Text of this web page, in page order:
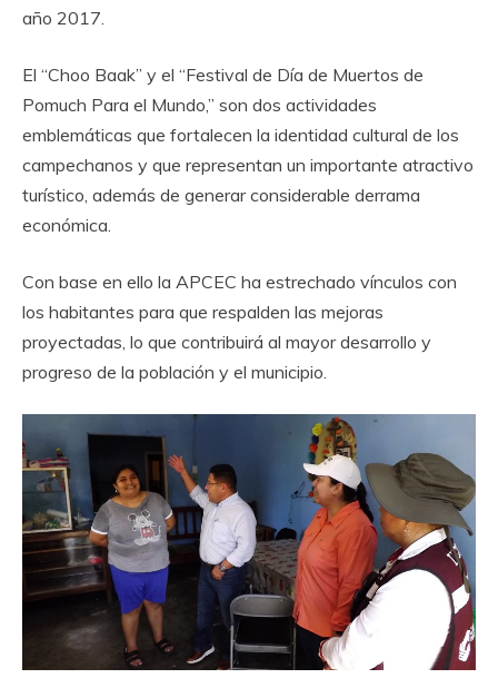
año 2017.
El “Choo Baak” y el “Festival de Día de Muertos de
Pomuch Para el Mundo,” son dos actividades
emblemáticas que fortalecen la identidad cultural de los
campechanos y que representan un importante atractivo
turístico, además de generar considerable derrama
económica.
Con base en ello la APCEC ha estrechado vínculos con
los habitantes para que respalden las mejoras
proyectadas, lo que contribuirá al mayor desarrollo y
progreso de la población y el municipio.